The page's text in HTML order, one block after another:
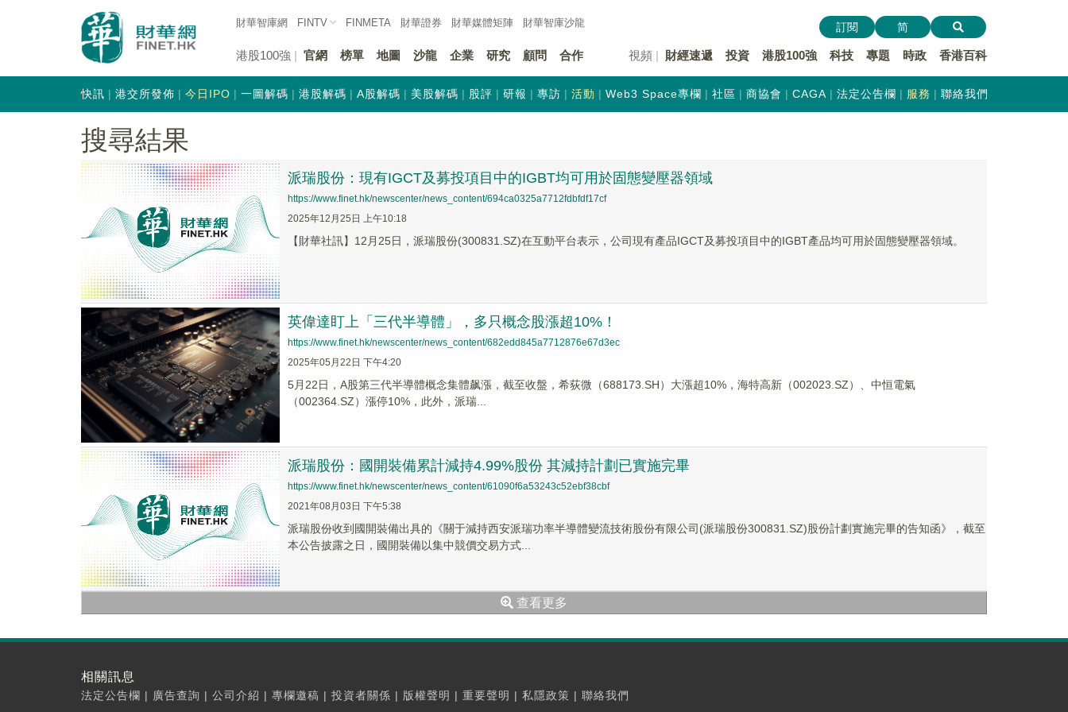
財華智庫網 FINTV FINMETA 財華證券 財華媒體矩陣 財華智庫沙龍
港股100強 官網 榜單 地圖 沙龍 企業 研究 顧問 合作 視頻 財經速遞 投資 港股100強 科技 專題 時政 香港百科
訂閱 简
快訊 港交所發佈 今日IPO 一圖解碼 港股解碼 A股解碼 美股解碼 股評 研報 專訪 活動 Web3 Space專欄 社區 商協會 CAGA 法定公告欄 服務 聯絡我們
搜尋結果
派瑞股份：現有IGCT及募投項目中的IGBT均可用於固態變壓器領域
https://www.finet.hk/newscenter/news_content/694ca0325a7712fdbfdf17cf
2025年12月25日 上午10:18
【財華社訊】12月25日，派瑞股份(300831.SZ)在互動平台表示，公司現有產品IGCT及募投項目中的IGBT產品均可用於固態變壓器領域。
英偉達盯上「三代半導體」，多只概念股漲超10%！
https://www.finet.hk/newscenter/news_content/682edd845a7712876e67d3ec
2025年05月22日 下午4:20
5月22日，A股第三代半導體概念集體飙漲，截至收盤，希荻微（688173.SH）大漲超10%，海特高新（002023.SZ）、中恒電氣
（002364.SZ）漲停10%，此外，派瑞...
派瑞股份：國開裝備累計減持4.99%股份 其減持計劃已實施完畢
https://www.finet.hk/newscenter/news_content/61090f6a53243c52ebf38cbf
2021年08月03日 下午5:38
派瑞股份收到國開裝備出具的《關于減持西安派瑞功率半導體變流技術股份有限公司(派瑞股份300831.SZ)股份計劃實施完畢的告知函》，截至
本公告披露之日，國開裝備以集中競價交易方式...
查看更多
相關訊息
法定公告欄 | 廣告查詢 | 公司介紹 | 專欄邀稿 | 投資者關係 | 版權聲明 | 重要聲明 | 私隱政策 | 聯絡我們